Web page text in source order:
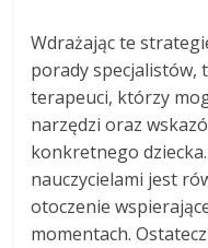
Wdrażając te
porady specjalistów,
terapeuci, którzy
narzędzi oraz
konkretnego
nauczycielami jest
otoczenie
momentach.